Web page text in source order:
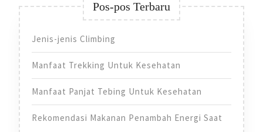
Pos-pos Terbaru
Jenis-jenis Climbing
Manfaat Trekking Untuk Kesehatan
Manfaat Panjat Tebing Untuk Kesehatan
Rekomendasi Makanan Penambah Energi Saat